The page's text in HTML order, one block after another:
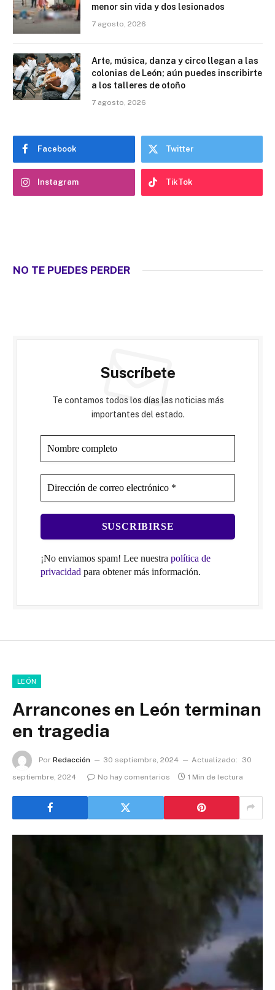
menor sin vida y dos lesionados
7 agosto, 2026
Arte, música, danza y circo llegan a las
colonias de León; aún puedes inscribirte
a los talleres de otoño
7 agosto, 2026
Facebook Twitter
Instagram TikTok
NO TE PUEDES PERDER
Suscríbete
Te contamos todos los días las noticias más
importantes del estado.
¡No enviamos spam! Lee nuestra política de
privacidad para obtener más información.
LEÓN
Arrancones en León terminan
en tragedia
Por Redacción 30 septiembre, 2024 Actualizado:
30
septiembre, 2024
No hay comentarios 1 Min de lectura